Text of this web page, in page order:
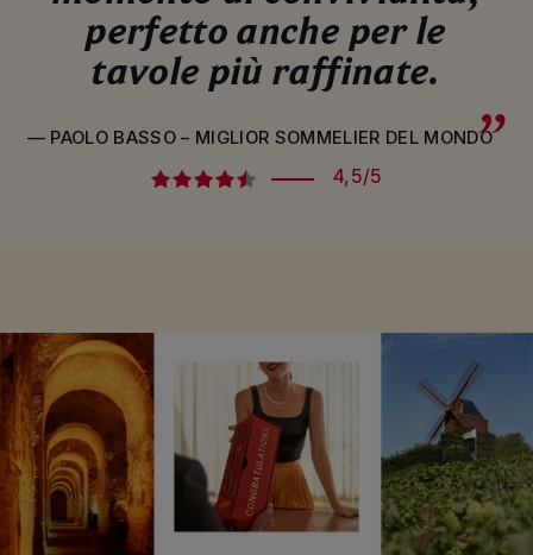
perfetto anche per le
tavole più raffinate.
— PAOLO BASSO – MIGLIOR SOMMELIER DEL MONDO
4,5/5